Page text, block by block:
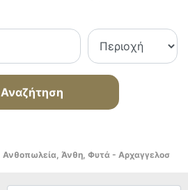
Αναζήτηση
Ανθοπωλεία, Άνθη, Φυτά - Αρχαγγελοσ